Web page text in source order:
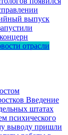
выпуск
отрасли
Введение
штатах
психического
выводу пришли